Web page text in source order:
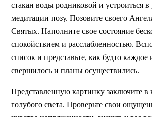
стакан воды родниковой и устроиться
медитации позу. Позовите своего
Святых. Наполните свое состояние
спокойствием и расслабленностью.
список и представьте, как будто
свершилось и планы осуществились.
Представленную картинку заключите в
голубого света. Проверьте свои